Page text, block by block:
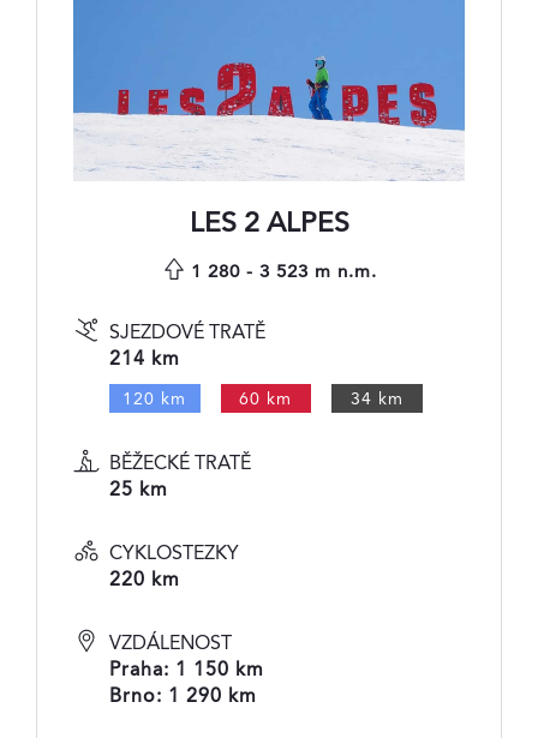
LES 2 ALPES
1 280 - 3 523 m n.m.
SJEZDOVÉ TRATĚ
214 km
120 km 60 km 34 km
BĚŽECKÉ TRATĚ
25 km
CYKLOSTEZKY
220 km
VZDÁLENOST
Praha: 1 150 km
Brno: 1 290 km